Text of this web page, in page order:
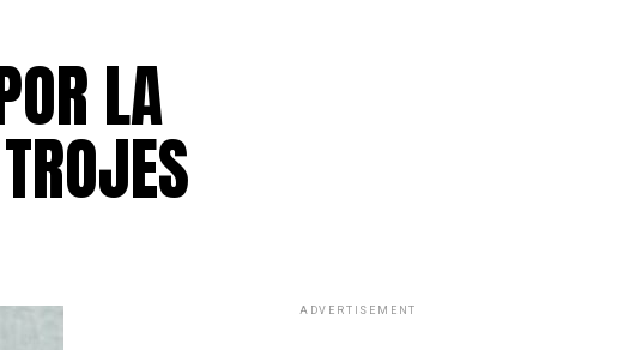
LA
ADVERTISEMENT